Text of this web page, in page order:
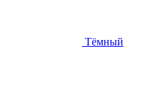
Тёмный